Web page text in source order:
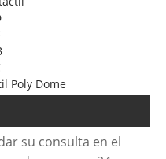
Poly Dome
su consulta en el